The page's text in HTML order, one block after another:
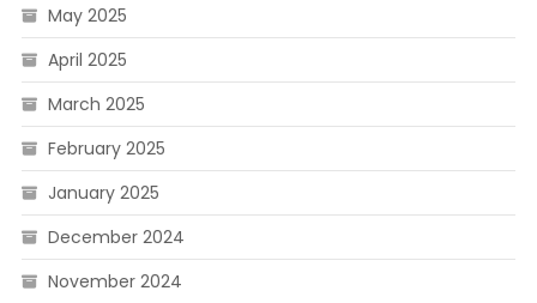
May 2025
April 2025
March 2025
February 2025
January 2025
December 2024
November 2024